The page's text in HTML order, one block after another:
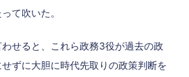
て吹いた。
せると、これら政務3役が過去の政
ずに大胆に時代先取りの政策判断を